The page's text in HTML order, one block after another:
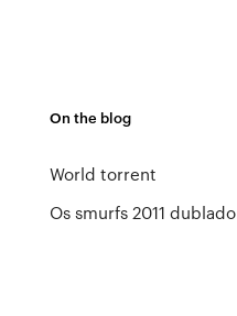
On the blog
World torrent
Os smurfs 2011 dublado